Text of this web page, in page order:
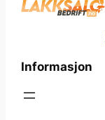
Informasjon